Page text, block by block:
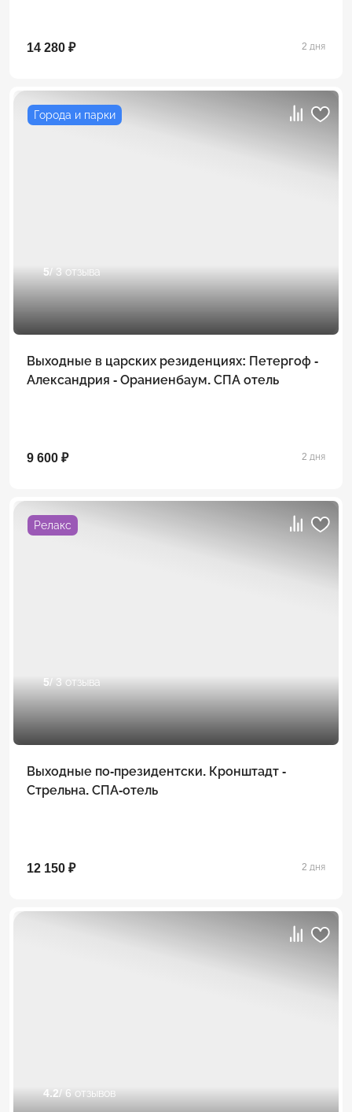
14 280 ₽ 2 дня
Города и парки
5/ 3 отзыва
Выходные в царских резиденциях: Петергоф -
Александрия - Ораниенбаум. СПА отель
9 600 ₽ 2 дня
Релакс
5/ 3 отзыва
Выходные по-президентски. Кронштадт -
Стрельна. СПА-отель
12 150 ₽ 2 дня
4.2/ 6 отзывов